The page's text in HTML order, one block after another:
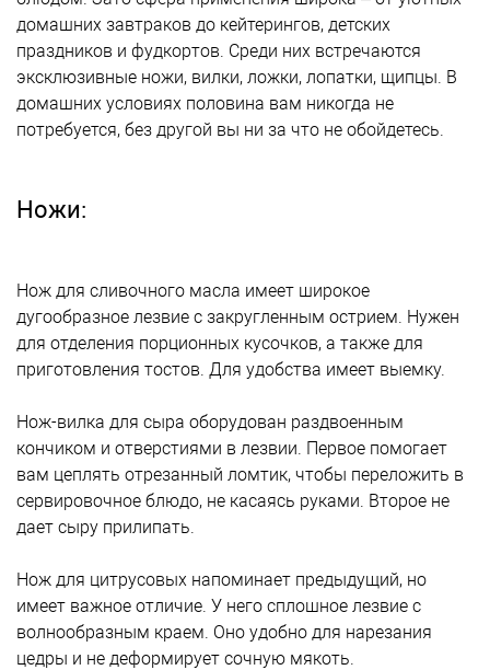
домашних завтраков до кейтерингов, детских
праздников и фудкортов. Среди них встречаются
эксклюзивные ножи, вилки, ложки, лопатки, щипцы. В
домашних условиях половина вам никогда не
потребуется, без другой вы ни за что не обойдетесь.
Ножи:
Нож для сливочного масла имеет широкое
дугообразное лезвие с закругленным острием. Нужен
для отделения порционных кусочков, а также для
приготовления тостов. Для удобства имеет выемку.
Нож-вилка для сыра оборудован раздвоенным
кончиком и отверстиями в лезвии. Первое помогает
вам цеплять отрезанный ломтик, чтобы переложить в
сервировочное блюдо, не касаясь руками. Второе не
дает сыру прилипать.
Нож для цитрусовых напоминает предыдущий, но
имеет важное отличие. У него сплошное лезвие с
волнообразным краем. Оно удобно для нарезания
цедры и не деформирует сочную мякоть.